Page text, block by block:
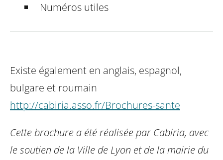
Numéros utiles
Existe également en anglais, espagnol,
bulgare et roumain
http://cabiria.asso.fr/Brochures-sante
Cette brochure a été réalisée par Cabiria, avec
lesoutien de la Ville de Lyon et de la mairie du